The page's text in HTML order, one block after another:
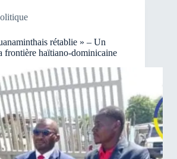
rétablie » – Un
frontière haïtiano-dominicaine